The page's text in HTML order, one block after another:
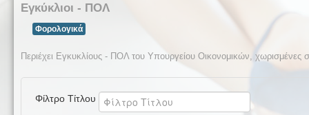
Εγκύκλιοι - ΠΟΛ
Φορολογικά
Περιέχει Εγκυκλίους - ΠΟΛ του Υπουργείου Οικονομικών, χωρισμένες
Φίλτρο Τίτλου